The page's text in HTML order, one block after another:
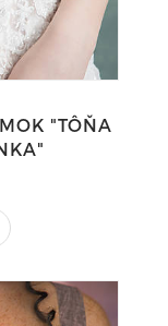
"TÔŇA